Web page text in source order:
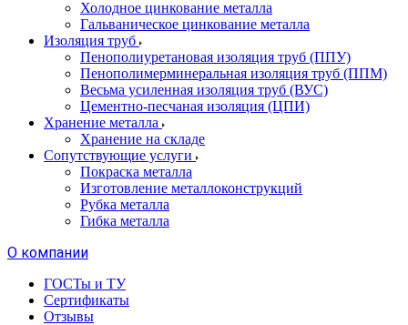
Холодное цинкование металла
Гальваническое цинкование металла
Изоляция труб
Пенополиуретановая изоляция труб (ППУ)
Пенополимерминеральная изоляция труб (ППМ)
Весьма усиленная изоляция труб (ВУС)
Цементно-песчаная изоляция (ЦПИ)
Хранение металла
Хранение на складе
Сопутствующие услуги
Покраска металла
Изготовление металлоконструкций
Рубка металла
Гибка металла
О компании
ГОСТы и ТУ
Сертификаты
Отзывы